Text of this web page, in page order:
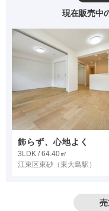
現在販売中
飾らず、心地よく
3LDK / 64.40㎡
江東区東砂 （東大島駅）